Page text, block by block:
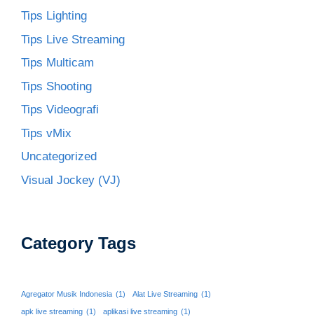
Tips Lighting
Tips Live Streaming
Tips Multicam
Tips Shooting
Tips Videografi
Tips vMix
Uncategorized
Visual Jockey (VJ)
Category Tags
Agregator Musik Indonesia (1) Alat Live Streaming (1)
apk live streaming (1) aplikasi live streaming (1)